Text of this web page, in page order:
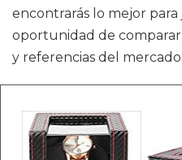
encontrarás lo mejor
oportunidad de
y referencias del mercado.